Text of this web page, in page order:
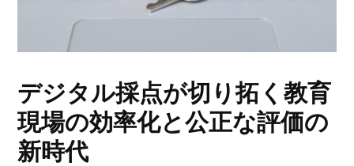
デジタル採点が切り拓く教育
現場の効率化と公正な評価の
新時代